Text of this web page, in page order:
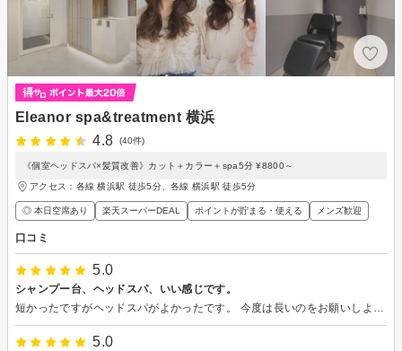
Eleanor spa&treatment 横浜
4.8
(40件)
《個室ヘッドスパ×髪質改善》カット＋カラー＋spa5分 ¥8800～
アクセス：各線 横浜駅 徒歩5分、各線 横浜駅 徒歩5分
◎ 本日空席あり 楽天スーパーDEAL ポイントが貯まる・使える メンズ歓迎
口コミ
5.0
シャンプー台、ヘッドスパ、いい感じです。
短かったですがヘッドスパがよかったです。 今度は長いのをお願いしようと思いました。 シャンプー台が個室なの、すごくいいです。
5.0